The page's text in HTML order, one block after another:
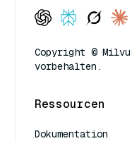
Copyright ©
vorbehalten.
Ressourcen
Dokumentation